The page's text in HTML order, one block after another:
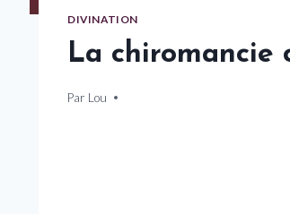
DIVINATION
La chiromancie
Par Lou
17 janvier 2025